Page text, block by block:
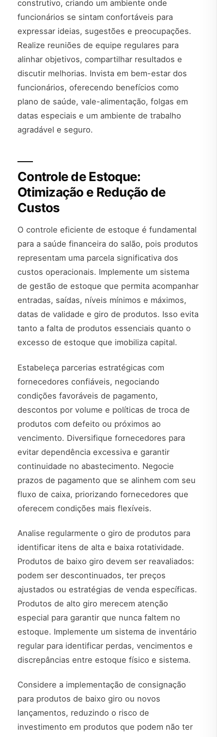
construtivo, criando um ambiente onde
funcionários se sintam confortáveis para
expressar ideias, sugestões e preocupações.
Realize reuniões de equipe regulares para
alinhar objetivos, compartilhar resultados e
discutir melhorias. Invista em bem-estar dos
funcionários, oferecendo benefícios como
plano de saúde, vale-alimentação, folgas em
datas especiais e um ambiente de trabalho
agradável e seguro.
Controle de Estoque:
Otimização e Redução de
Custos
O controle eficiente de estoque é fundamental
para a saúde financeira do salão, pois produtos
representam uma parcela significativa dos
custos operacionais. Implemente um sistema
de gestão de estoque que permita acompanhar
entradas, saídas, níveis mínimos e máximos,
datas de validade e giro de produtos. Isso evita
tanto a falta de produtos essenciais quanto o
excesso de estoque que imobiliza capital.
Estabeleça parcerias estratégicas com
fornecedores confiáveis, negociando
condições favoráveis de pagamento,
descontos por volume e políticas de troca de
produtos com defeito ou próximos ao
vencimento. Diversifique fornecedores para
evitar dependência excessiva e garantir
continuidade no abastecimento. Negocie
prazos de pagamento que se alinhem com seu
fluxo de caixa, priorizando fornecedores que
oferecem condições mais flexíveis.
Analise regularmente o giro de produtos para
identificar itens de alta e baixa rotatividade.
Produtos de baixo giro devem ser reavaliados:
podem ser descontinuados, ter preços
ajustados ou estratégias de venda específicas.
Produtos de alto giro merecem atenção
especial para garantir que nunca faltem no
estoque. Implemente um sistema de inventário
regular para identificar perdas, vencimentos e
discrepâncias entre estoque físico e sistema.
Considere a implementação de consignação
para produtos de baixo giro ou novos
lançamentos, reduzindo o risco de
investimento em produtos que podem não ter